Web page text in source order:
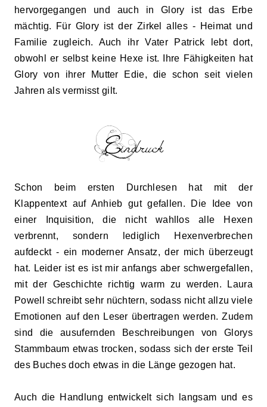
hervorgegangen und auch in Glory ist das Erbe
mächtig. Für Glory ist der Zirkel alles - Heimat und
Familie zugleich. Auch ihr Vater Patrick lebt dort,
obwohl er selbst keine Hexe ist. Ihre Fähigkeiten hat
Glory von ihrer Mutter Edie, die schon seit vielen
Jahren als vermisst gilt.
Schon beim ersten Durchlesen hat mit der
Klappentext auf Anhieb gut gefallen. Die Idee von
einer Inquisition, die nicht wahllos alle Hexen
verbrennt, sondern lediglich Hexenverbrechen
aufdeckt- ein moderner Ansatz, der mich überzeugt
hat. Leider ist es ist mir anfangs aber schwergefallen,
mit der Geschichte richtig warm zu werden. Laura
Powell schreibt sehr nüchtern, sodass nicht allzu viele
Emotionen aufden Leser übertragen werden. Zudem
sind die ausufernden Beschreibungen von Glorys
Stammbaum etwas trocken, sodass sich der erste Teil
des Buches doch etwas in die Länge gezogen hat.
Auch die Handlung entwickelt sich langsam und es